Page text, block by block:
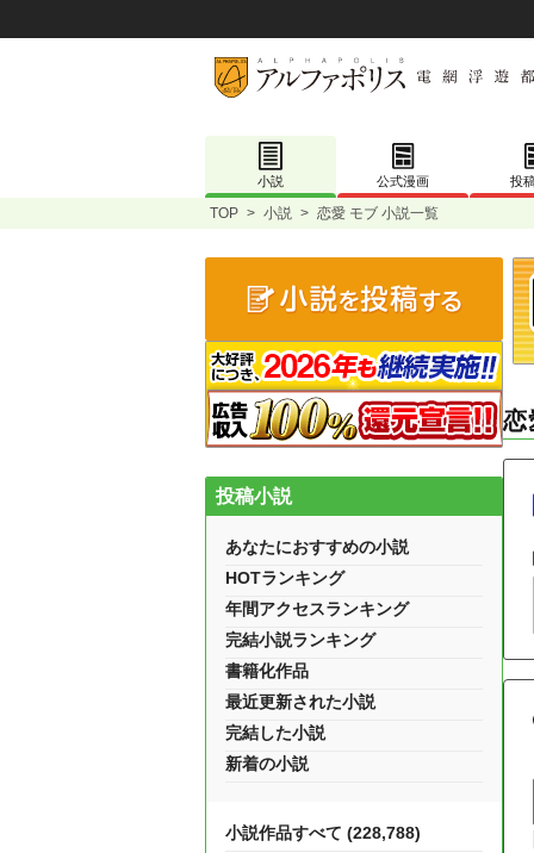
小説 公式漫画 投
TOP > 小説 > 恋愛 モブ 小説一覧
恋
投稿小説
あなたにおすすめの小説
HOTランキング
年間アクセスランキング
完結小説ランキング
書籍化作品
最近更新された小説
完結した小説
新着の小説
小説作品すべて (228,788)